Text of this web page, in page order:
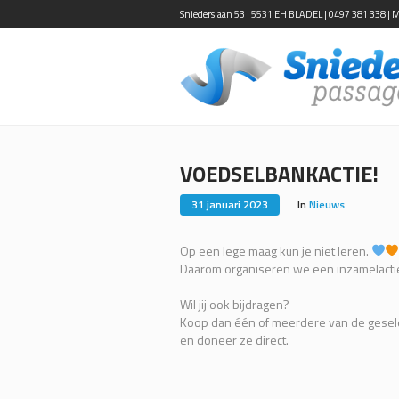
Sniederslaan 53 | 5531 EH BLADEL | 0497 381 338 |
VOEDSELBANKACTIE!
31 januari 2023 In Nieuws
Op een lege maag kun je niet leren.
Daarom organiseren we een
Wil jij ook bijdragen?
Koop dan één of meerdere van de
en doneer ze direct.